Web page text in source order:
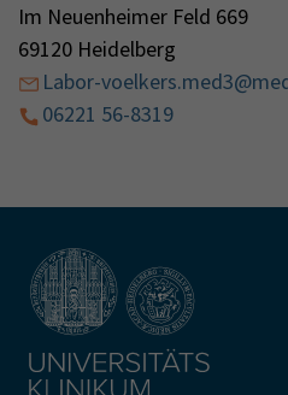
Im Neuenheimer Feld 669
69120 Heidelberg
Labor-
06221 56-8319